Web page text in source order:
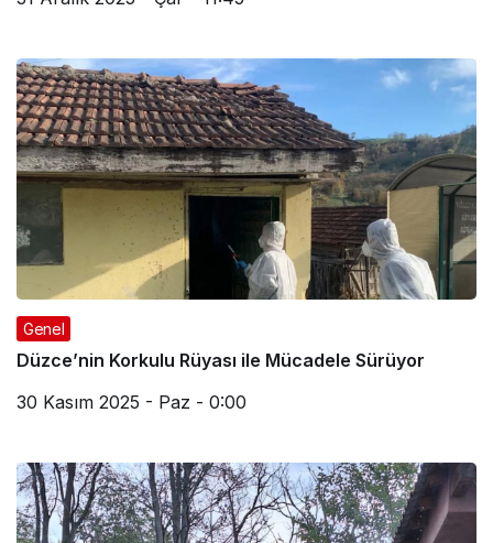
Genel
Düzce’nin Korkulu Rüyası ile Mücadele Sürüyor
30 Kasım 2025 - Paz - 0:00